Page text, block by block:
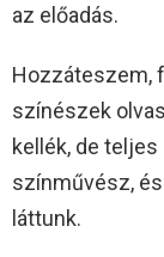
az előadás.
Hozzáteszem,
színészek
kellék, de
színművész,
láttunk.